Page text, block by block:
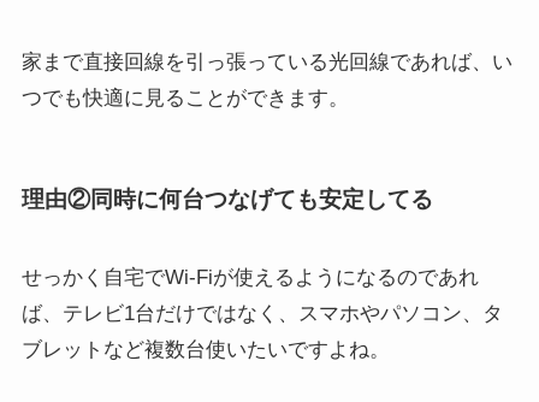
家まで直接回線を引っ張っている光回線であれば、い
つでも快適に見ることができます。
理由②同時に何台つなげても安定してる
せっかく自宅でWi-Fiが使えるようになるのであれ
ば、テレビ1台だけではなく、スマホやパソコン、タ
ブレットなど複数台使いたいですよね。